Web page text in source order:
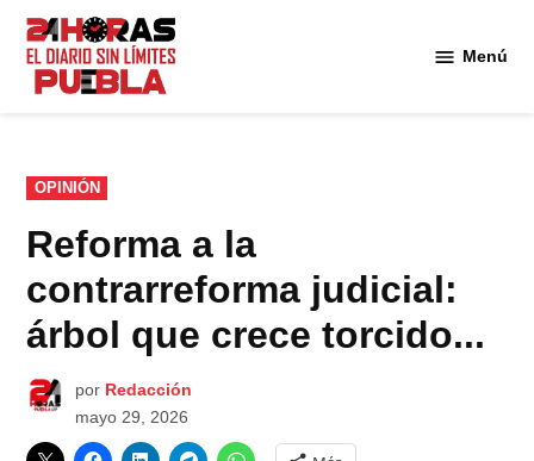
Saltar
contenido
Menú
PUBLICADO
EN
OPINIÓN
Reforma a la
contrarreforma judicial:
árbol que crece torcido...
por Redacción
mayo 29, 2026